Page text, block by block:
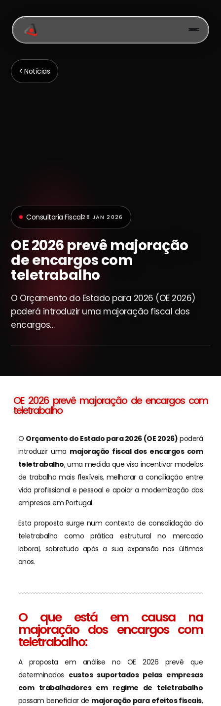
Notícias
Consultoria Fiscal28 JAN 2026
OE 2026 prevê majoração
de encargos com
teletrabalho
O Orçamento do Estado para 2026 (OE 2026)
poderá introduzir uma majoração fiscal dos
encargos…
OE 2026 prevê majoração de encargos com
teletrabalho
O Orçamento do Estado para 2026 (OE 2026) poderá
introduzir uma majoração fiscal dos encargos com
teletrabalho, uma medida que visa incentivar modelos
de trabalho mais flexíveis, melhorar a conciliação entre
vida profissional e pessoal e apoiar a modernização das
empresas em Portugal.
Esta proposta surge num contexto de consolidação do
teletrabalho como prática estrutural no mercado
laboral, sobretudo após a sua expansão nos últimos
anos.
O que está em causa na
majoração dos encargos com
teletrabalho:
A proposta em análise no OE 2026 prevê que
determinados custos suportados pelas empresas
com trabalhadores em regime de teletrabalho
possam beneficiar de majoração para efeitos fiscais,